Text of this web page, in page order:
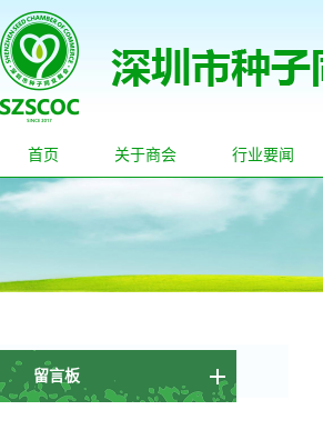
首页 关于商会 行业要闻
留言板